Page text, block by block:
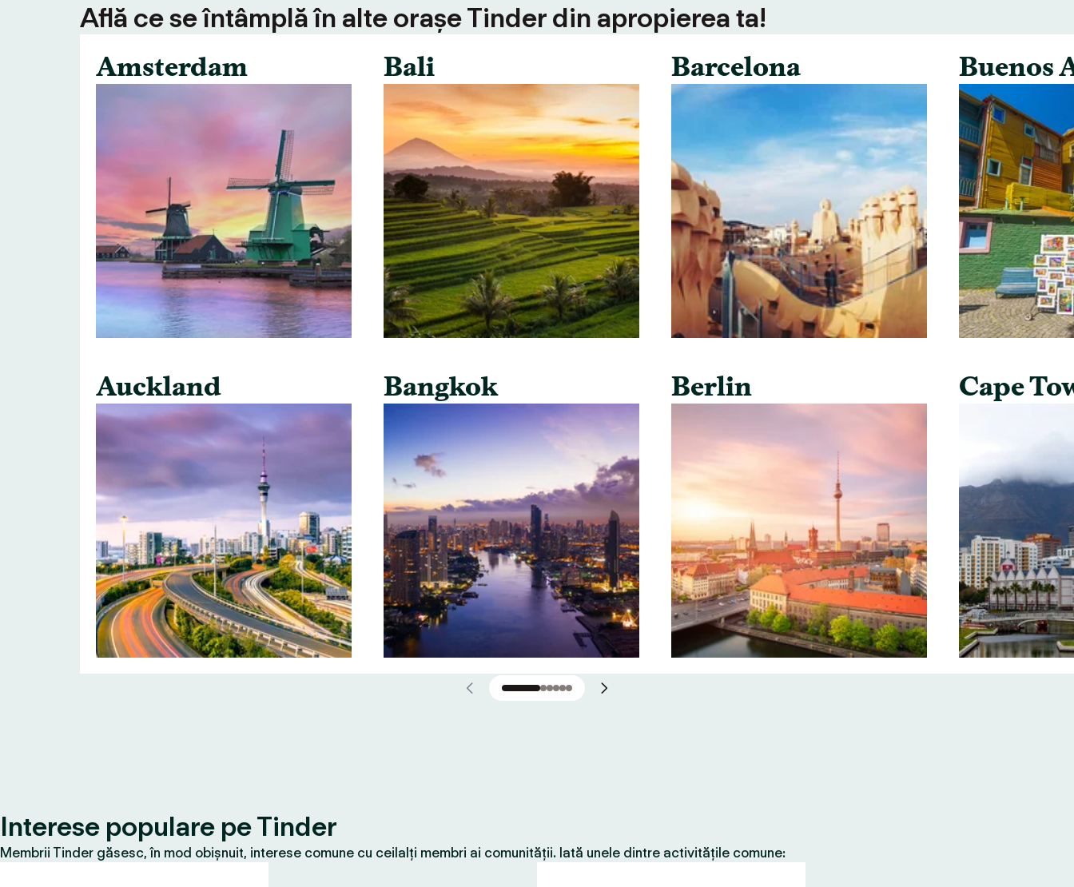
Află ce se întâmplă în alte orașe Tinder din apropierea ta!
Amsterdam
Auckland
Bali
Bangkok
Barcelona
Berlin
Buenos
Cape
Interese populare pe Tinder
Membrii Tinder găsesc, în mod obișnuit, interese comune cu ceilalți membri ai comunității. Iată unele dintre activitățile comune: